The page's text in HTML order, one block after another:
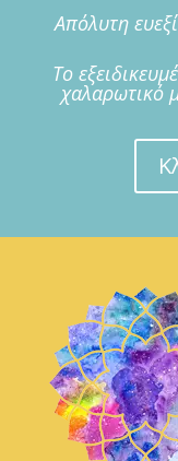
Απόλυτη
Το
χαλαρωτικό